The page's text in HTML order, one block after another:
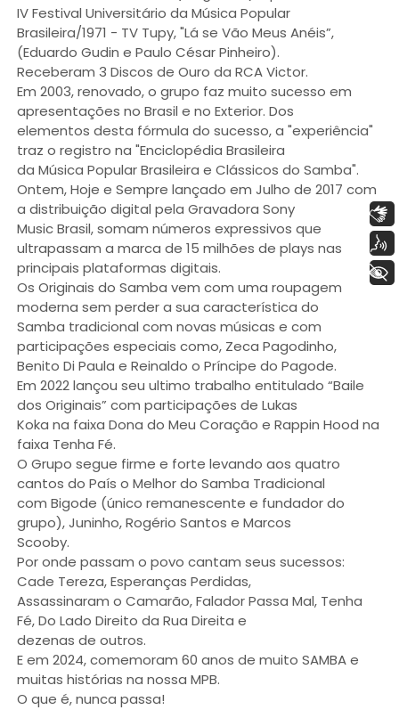
IV Festival Universitário da Música Popular
Brasileira/1971 - TV Tupy, "Lá se Vão Meus Anéis”,
(Eduardo Gudin e Paulo César Pinheiro).
Receberam 3 Discos de Ouro da RCA Victor.
Em 2003, renovado, o grupo faz muito sucesso em
apresentações no Brasil e no Exterior. Dos
elementos desta fórmula do sucesso, a "experiência"
traz o registro na "Enciclopédia Brasileira
da Música Popular Brasileira e Clássicos do Samba".
Ontem, Hoje e Sempre lançado em Julho de 2017 com
a distribuição digital pela Gravadora Sony
Music Brasil, somam números expressivos que
ultrapassam a marca de 15 milhões de plays nas
principais plataformas digitais.
Os Originais do Samba vem com uma roupagem
moderna sem perder a sua característica do
Samba tradicional com novas músicas e com
participações especiais como, Zeca Pagodinho,
Benito Di Paula e Reinaldo o Príncipe do Pagode.
Em 2022 lançou seu ultimo trabalho entitulado “Baile
dos Originais” com participações de Lukas
Koka na faixa Dona do Meu Coração e Rappin Hood na
faixa Tenha Fé.
O Grupo segue firme e forte levando aos quatro
cantos do País o Melhor do Samba Tradicional
com Bigode (único remanescente e fundador do
grupo), Juninho, Rogério Santos e Marcos
Scooby.
Por onde passam o povo cantam seus sucessos:
Cade Tereza, Esperanças Perdidas,
Assassinaram o Camarão, Falador Passa Mal, Tenha
Fé, Do Lado Direito da Rua Direita e
dezenas de outros.
E em 2024, comemoram 60 anos de muito SAMBA e
muitas histórias na nossa MPB.
O que é, nunca passa!
Voz